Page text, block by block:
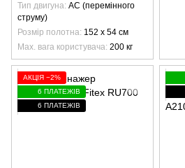
Тип двигуна AC (перемінного
струму)
Розмір полотна 152 х 54 см
Max. вага користувача 200 кг
АКЦІЯ −2%
6 ПЛАТЕЖІВ
6 ПЛАТЕЖІВ